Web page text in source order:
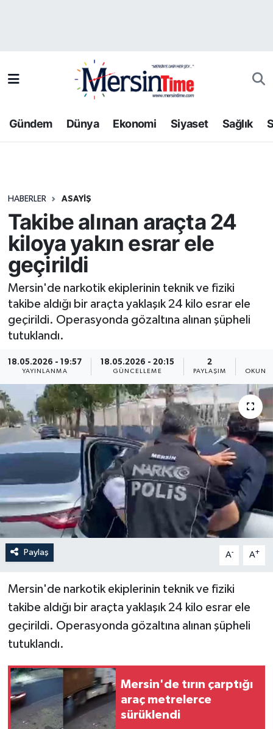
Gündem Dünya Ekonomi Siyaset Sağlık
HABERLER ASAYIŞ
Takibe alınan araçta 24
kiloya yakın esrar ele
geçirildi
Mersin'de narkotik ekiplerinin teknik ve fiziki
takibe aldığı bir araçta yaklaşık 24 kilo esrar ele
geçirildi. Operasyonda gözaltına alınan şüpheli
tutuklandı.
18.05.2026 - 19:57
YAYINLANMA
18.05.2026 - 20:15
GÜNCELLEME
2
PAYLAŞIM
Paylaş A- A+
Mersin'de narkotik ekiplerinin teknik ve fiziki
takibe aldığı bir araçta yaklaşık 24 kilo esrar ele
geçirildi. Operasyonda gözaltına alınan şüpheli
tutuklandı.
Mersin'de tırın çarptığı
araç metrelerce
sürüklendi
Bilim-Teknoloji
Dünya
Ekonomi
Gündem
Kültür-Sanat
Resmi İlan
Sağlık
Siyaset
Spor
Yaşam
Trafik Durumu
Tüm Manşetler
Haber Arşivi